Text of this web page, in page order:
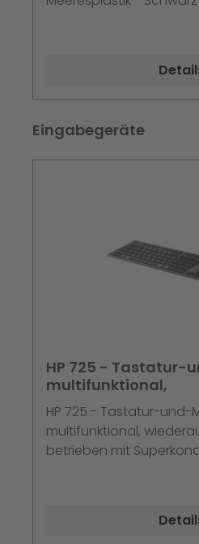
Montageschnittstelle:
Produktgalerie
Eingabegeräte
HP 725 - Tastatur-
multifunktional,
HP 725 - Tastatur-und-
multifunktional,
betrieben mit
- kabellos - 2.4 GHz,